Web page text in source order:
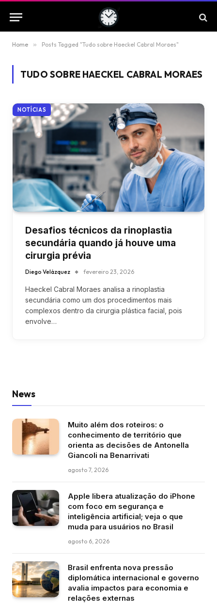
Home » Posts Tagged "Tudo sobre Haeckel Cabral Moraes"
TUDO SOBRE HAECKEL CABRAL MORAES
NOTÍCIAS
Desafios técnicos da rinoplastia
secundária quando já houve uma
cirurgia prévia
Diego Velázquez fevereiro 23, 2026
Haeckel Cabral Moraes analisa a rinoplastia
secundária como um dos procedimentos mais
complexos dentro da cirurgia plástica facial, pois
envolve…
News
Muito além dos roteiros: o
conhecimento de território que
orienta as decisões de Antonella
Giancoli na Benarrivati
agosto 7, 2026
Apple libera atualização do iPhone
com foco em segurança e
inteligência artificial; veja o que
muda para usuários no Brasil
agosto 6, 2026
Brasil enfrenta nova pressão
diplomática internacional e governo
avalia impactos para economia e
relações externas